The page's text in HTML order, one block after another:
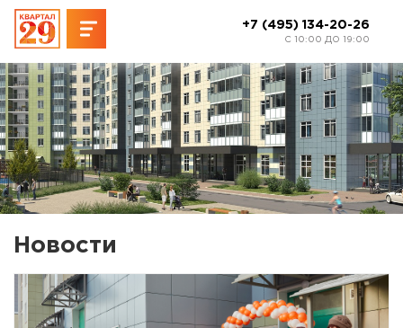
+7 (495) 134-20-26
C 10:00 ДО 19:00
Новости